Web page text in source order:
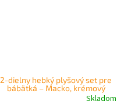
2-dielny hebký plyšový set pre
bábätká – Macko, krémový